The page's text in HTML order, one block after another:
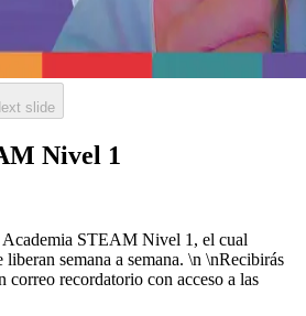
slide
Nivel 1
Academia STEAM Nivel 1, el cual
liberan semana a semana. \n \nRecibirás
correo recordatorio con acceso a las